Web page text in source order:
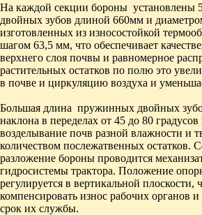
На каждой секции бороны установлены
двойных зубов длиной 660мм и
изготовленных из износостойкой
шагом 63,5 мм, что обеспечивает
верхнего слоя почвы и равномерное
растительных остатков по полю это
в почве и циркуляцию воздуха и
Большая длина пружинных двойных
наклона в переделах от 45 до 80
возделывание почв разной влажности и
количеством послежатвенных остатков.
разложение бороны проводится
гидросистемы трактора. Положение
регулируется в вертикальной плоскости,
компенсировать износ рабочих органов
срок их службы.